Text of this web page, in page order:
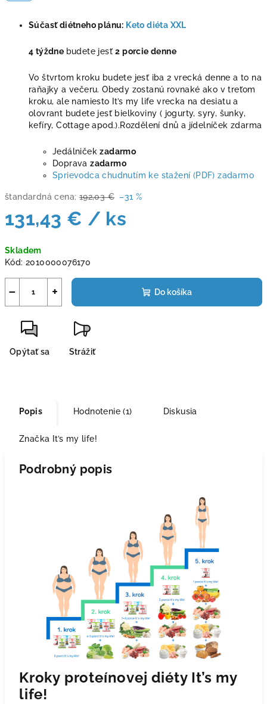
Súčasť diétneho plánu: Keto diéta XXL
4 týždne budete jesť2 porcie denne
Vo štvrtom kroku budete jesť iba 2 vrecká denne a to na
raňajky a večeru. Obedy zostanú rovnaké ako v treťom
kroku, ale namiesto It’s my life vrecka na desiatu a
olovrant budete jesť bielkoviny ( jogurty, syry, šunky,
kefíry, Cottage apod.).Rozdělení dnů a jídelníček zdarma
Jedálničekzadarmo
Dopravazadarmo
Sprievodca chudnutím ke stažení (PDF) zadarmo
štandardná cena: 192,03 € –31 %
131,43 € / ks
cena:
Skladem
Kód: 2010000076170
+
− Do košíka
Opýtať sa Strážiť
Popis Hodnotenie (1) Diskusia
Značka It’s my life!
Podrobný popis
Kroky proteínovej diéty It’s my
life!